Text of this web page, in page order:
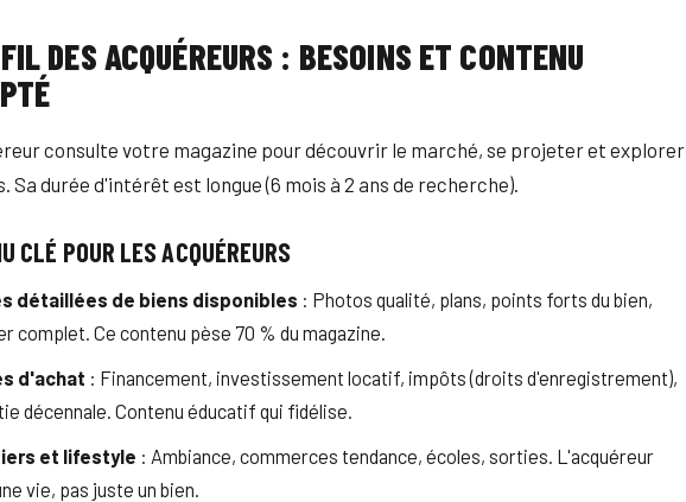
DES ACQUÉREURS : BESOINS ET CONTENU
consulte votre magazine pour découvrir le marché, se projeter et explorer
Sa durée d'intérêt est longue (6 mois à 2 ans de recherche).
CLÉ POUR LES ACQUÉREURS
détaillées de biens disponibles : Photos qualité, plans, points forts du bien,
complet. Ce contenu pèse 70 % du magazine.
d'achat : Financement, investissement locatif, impôts (droits d'enregistrement),
décennale. Contenu éducatif qui fidélise.
et lifestyle : Ambiance, commerces tendance, écoles, sorties. L'acquéreur
vie, pas juste un bien.